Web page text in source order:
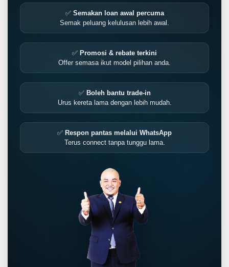
✅ Semakan loan awal percuma
Semak peluang kelulusan lebih awal.
✅ Promosi & rebate terkini
Offer semasa ikut model pilihan anda.
✅ Boleh bantu trade-in
Urus kereta lama dengan lebih mudah.
✅ Respon pantas melalui WhatsApp
Terus connect tanpa tunggu lama.